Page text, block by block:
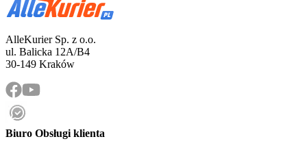
AlleKurier Sp. z o.o.
ul. Balicka 12A/B4
30-149 Kraków
Biuro Obsługi klienta